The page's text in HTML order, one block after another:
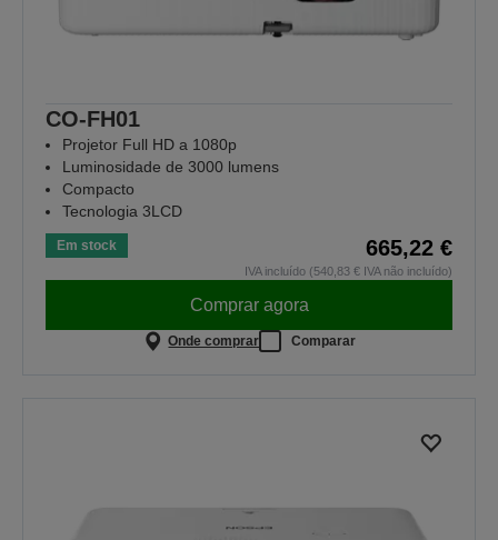
CO-FH01
Projetor Full HD a 1080p
Luminosidade de 3000 lumens
Compacto
Tecnologia 3LCD
Em stock 665,22 €
IVA incluído (540,83 € IVA não incluído)
Comprar agora
Onde comprar Comparar